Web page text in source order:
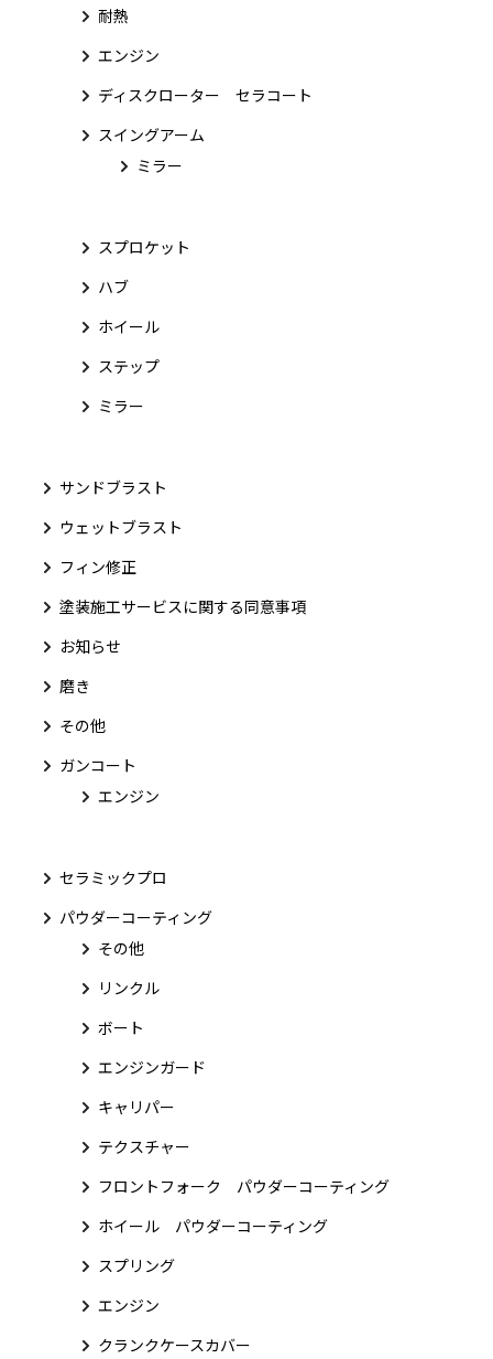
耐熱
エンジン
ディスクローター セラコート
スイングアーム
ミラー
スプロケット
ハブ
ホイール
ステップ
ミラー
サンドブラスト
ウェットブラスト
フィン修正
塗装施工サービスに関する同意事項
お知らせ
磨き
その他
ガンコート
エンジン
セラミックプロ
パウダーコーティング
その他
リンクル
ボート
エンジンガード
キャリパー
テクスチャー
フロントフォーク パウダーコーティング
ホイール パウダーコーティング
スプリング
エンジン
クランクケースカバー